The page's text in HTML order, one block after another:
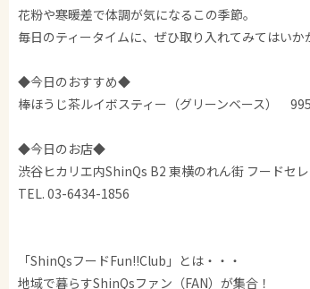
花粉や寒暖差で体調が気になるこの季節。
毎日のティータイムに、ぜひ取り入れてみてはい
◆今日のおすすめ◆
棒ほうじ茶ルイボスティー（グリーンベース） 995
◆今日のお店◆
渋谷ヒカリエ内ShinQs B2 東横のれん街 フードセ
TEL. 03-6434-1856
「ShinQsフードFun!!Club」とは・・・
地域で暮らすShinQsファン（FAN）が集合！